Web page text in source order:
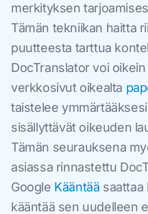
merkityksen
Tämän tekniikan haitta
puutteesta tarttua
DocTranslator voi
verkkosivut oikealta
taistelee
sisällyttävät oikeuden
Tämän seurauksena
asiassa rinnastettu
Google Kääntää saattaa
kääntää sen uudelleen